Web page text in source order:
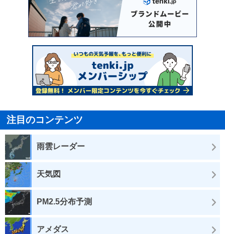
注目のコンテンツ
雨雲レーダー
天気図
PM2.5分布予測
アメダス